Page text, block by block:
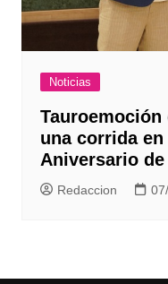
Noticias
Tauroemoción
una corrida en
Aniversario
Redaccion